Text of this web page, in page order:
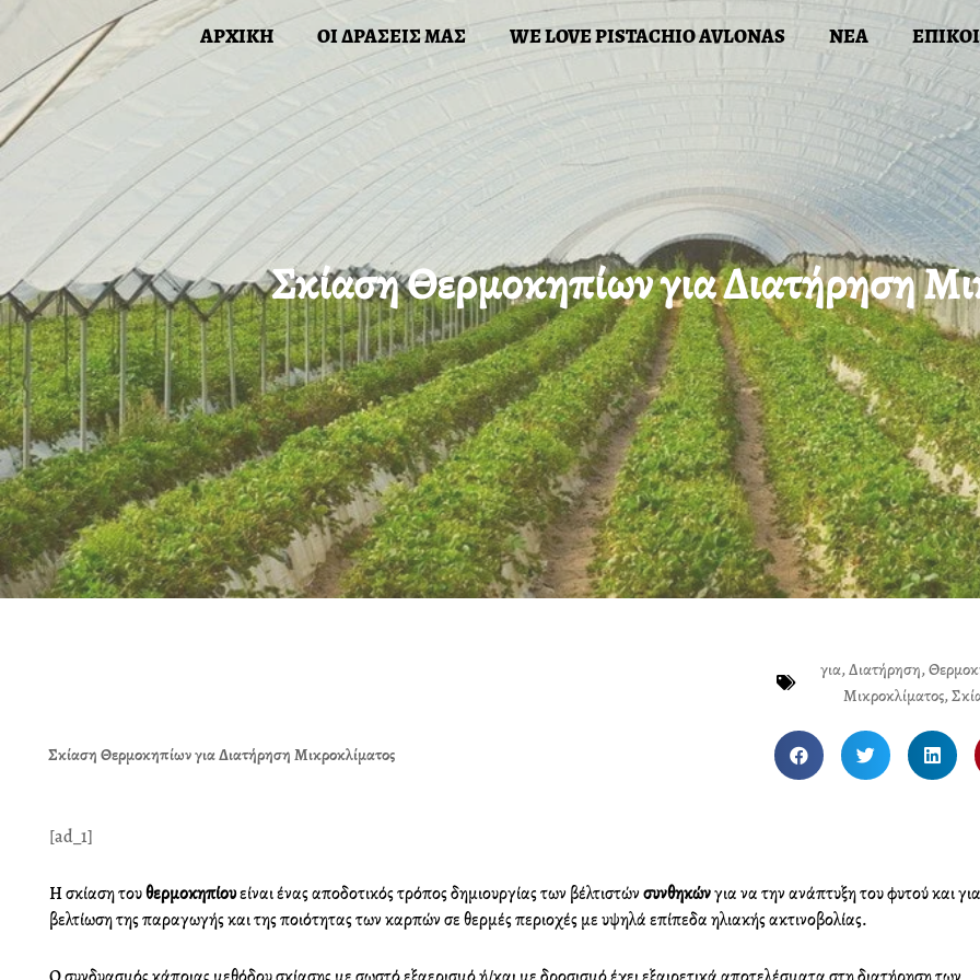
content
ΑΡΧΙΚΗ ΟΙ ΔΡΑΣΕΙΣ ΜΑΣ WE LOVE PISTACHIO AVLONAS ΝΕΑ
ΑΡΧΙΚΗ ΟΙ ΔΡΑΣΕΙΣ ΜΑΣ WE LOVE PISTACHIO AVLONAS
Σκίαση Θερμοκηπίων για Διατήρηση
για,Διατήρηση,
Μικροκλίματος,
Σκίαση Θερμοκηπίων για Διατήρηση Μικροκλίματος
h
n
f
n
t
n
[ad_1]
Η σκίαση τουθερμοκηπίουείναι ένας αποδοτικός τρόπος δημιουργίας των βέλτιστώνσυνθηκώνγια να την ανάπτυξη του φυτού και
βελτίωση της παραγωγής και της ποιότητας των καρπών σε θερμές περιοχές με υψηλά επίπεδα ηλιακής ακτινοβολίας.